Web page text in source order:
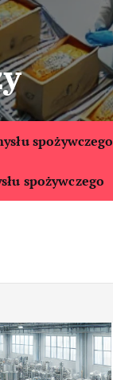
spożywczego
spożywczego